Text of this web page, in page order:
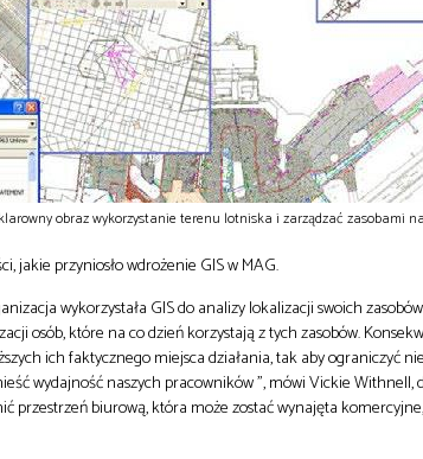
obraz wykorzystanie terenu lotniska i zarządzać zasobami
jakie przyniosło wdrożenie GIS w MAG.
wykorzystała GIS do analizy lokalizacji swoich
osób, które na co dzień korzystają z tych zasobów.
ich faktycznego miejsca działania, tak aby ograniczyć
wydajność naszych pracowników ”, mówi Vickie Withnell,
przestrzeń biurową, która może zostać wynajęta